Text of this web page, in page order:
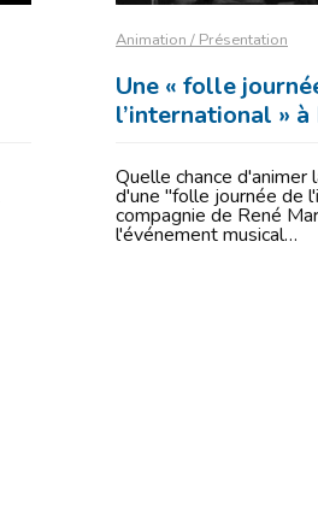
Animation / Présentation
Une « folle
l’international » à
Quelle chance d'animer
d'une "folle journée de
compagnie de René
l'événement musical…